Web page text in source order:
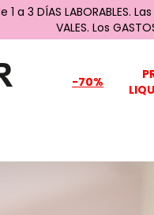
1 a 3 DÍAS LABORABLES.
VALES. Los
-70%